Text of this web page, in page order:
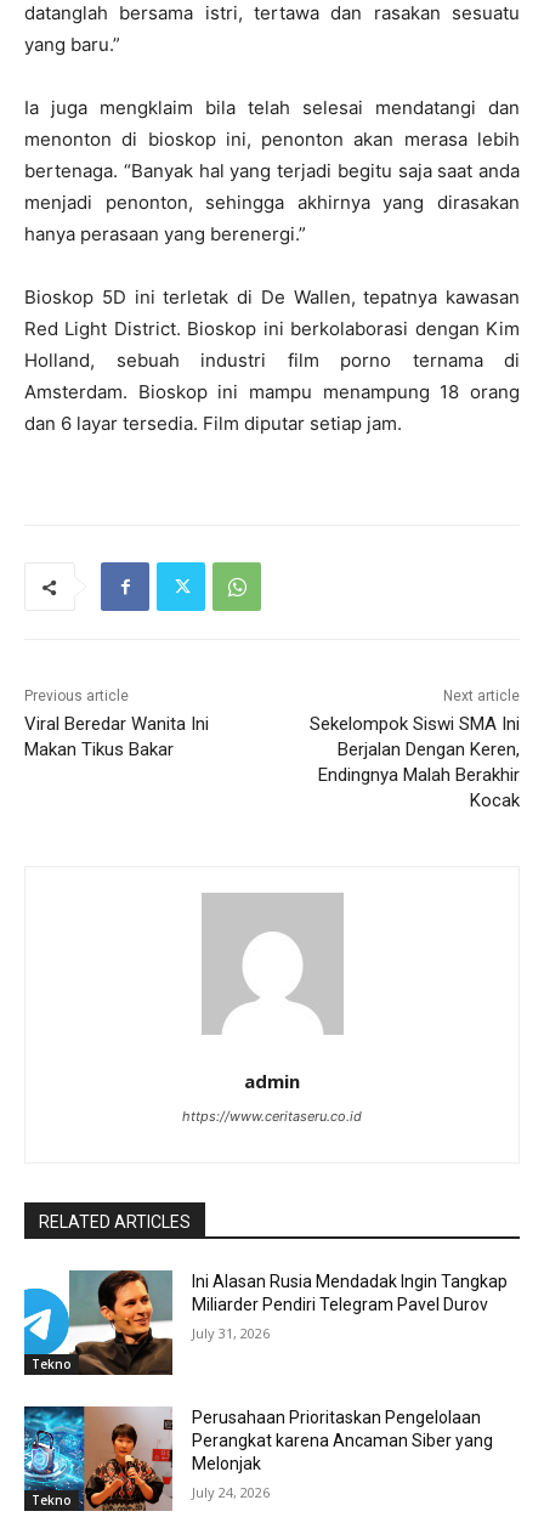
datanglah bersama istri, tertawa dan rasakan sesuatu
yang baru.”
Ia juga mengklaim bila telah selesai mendatangi dan
menonton di bioskop ini, penonton akan merasa lebih
bertenaga. “Banyak hal yang terjadi begitu saja saat anda
menjadi penonton, sehingga akhirnya yang dirasakan
hanya perasaan yang berenergi.”
Bioskop 5D ini terletak di De Wallen, tepatnya kawasan
Red Light District. Bioskop ini berkolaborasi dengan Kim
Holland, sebuah industri film porno ternama di
Amsterdam. Bioskop ini mampu menampung 18 orang
dan 6 layar tersedia. Film diputar setiap jam.
Previous article
Viral Beredar Wanita Ini
Makan Tikus Bakar
Next article
Sekelompok Siswi SMA Ini
Berjalan Dengan Keren,
Endingnya Malah Berakhir
Kocak
admin
https://www.ceritaseru.co.id
RELATED ARTICLES
Tekno
Ini Alasan Rusia Mendadak Ingin Tangkap
Miliarder Pendiri Telegram Pavel Durov
July 31, 2026
Tekno
Perusahaan Prioritaskan Pengelolaan
Perangkat karena Ancaman Siber yang
Melonjak
July 24, 2026